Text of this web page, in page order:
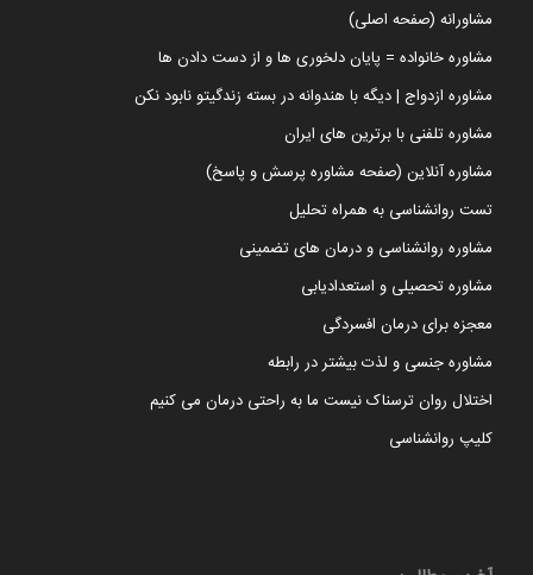
مشاورانه (صفحه اصلی)
مشاوره خانواده = پایان دلخوری ها و از دست دادن ها
مشاوره ازدواج | دیگه با هندوانه در بسته زندگیتو نابود نکن
مشاوره تلفنی با برترین های ایران
مشاوره آنلاین (صفحه مشاوره پرسش و پاسخ)
تست روانشناسی به همراه تحلیل
مشاوره روانشناسی و درمان های تضمینی
مشاوره تحصیلی و استعدادیابی
معجزه برای درمان افسردگی
مشاوره جنسی و لذت بیشتر در رابطه
اختلال روان ترسناک نیست ما به راحتی درمان می کنیم
کلیپ روانشناسی